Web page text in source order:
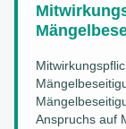
Anspruchs auf